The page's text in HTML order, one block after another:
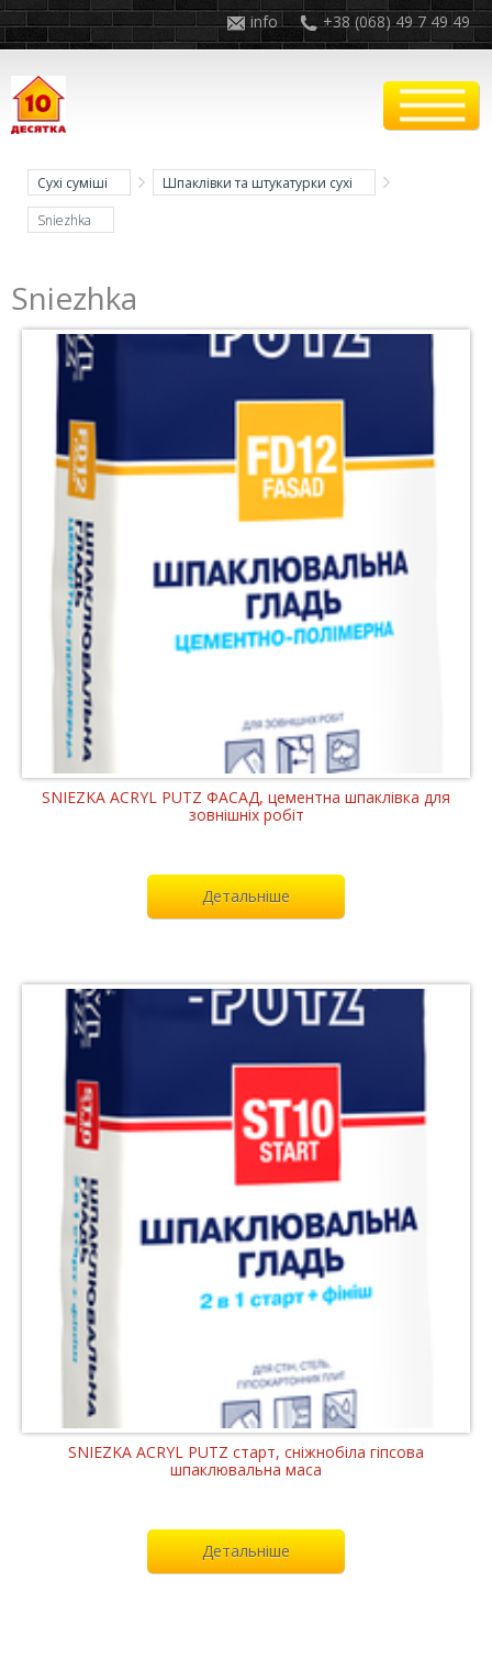
+38 (068) 49 7 49 49
info
Сухі суміші
Шпаклівки та штукатурки сухі
Sniezhka
Sniezhka
SNIEZKA ACRYL PUTZ ФАСАД, цементна шпаклівка для
зовнішніх робіт
Детальніше
SNIEZKA ACRYL PUTZ старт, сніжнобіла гіпсова
шпаклювальна маса
Детальніше